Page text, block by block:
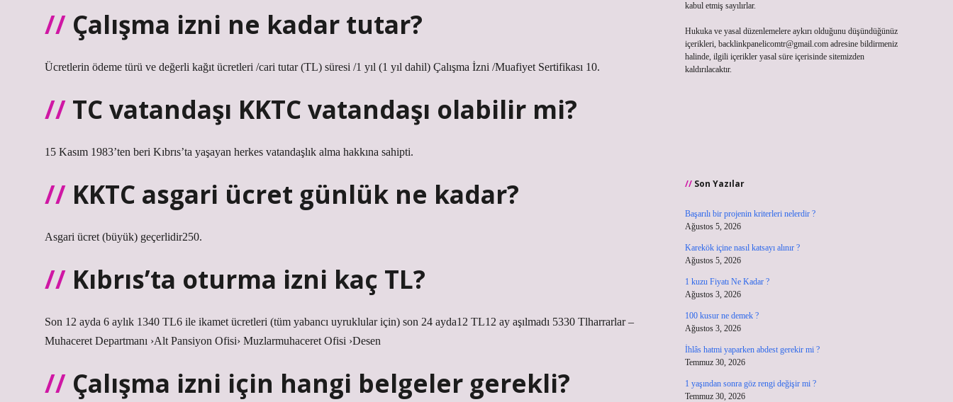
Çalışma izni ne kadar tutar?
Ücretlerin ödeme türü ve değerli kağıt ücretleri /cari tutar (TL) süresi /1 yıl (1 yıl dahil) Çalışma İzni /Muafiyet Sertifikası 10.
TC vatandaşı KKTC vatandaşı olabilir mi?
15 Kasım 1983’ten beri Kıbrıs’ta yaşayan herkes vatandaşlık alma hakkına sahipti.
KKTC asgari ücret günlük ne kadar?
Asgari ücret (büyük) geçerlidir250.
Kıbrıs’ta oturma izni kaç TL?
Son 12 ayda 6 aylık 1340 TL6 ile ikamet ücretleri (tüm yabancı uyruklular için) son 24 ayda12 TL12 ay aşılmadı 5330 Tlharrarlar –
Muhaceret Departmanı ›Alt Pansiyon Ofisi› Muzlarmuhaceret Ofisi ›Desen
Çalışma izni için hangi belgeler gerekli?
kabul etmiş sayılırlar.
Hukuka ve yasal düzenlemelere aykırı olduğunu düşündüğünüz
içerikleri, backlinkpanelicomtr@gmail.comadresine bildirmeniz
halinde, ilgili içerikler yasal süre içerisinde sitemizden
kaldırılacaktır.
Son Yazılar
Başarılı bir projenin kriterleri nelerdir ?
Ağustos 5, 2026
Karekök içine nasıl katsayı alınır ?
Ağustos 5, 2026
1 kuzu Fiyatı Ne Kadar ?
Ağustos 3, 2026
100 kusur ne demek ?
Ağustos 3, 2026
İhlâs hatmi yaparken abdest gerekir mi ?
Temmuz 30, 2026
1 yaşından sonra göz rengi değişir mi ?
Temmuz 30, 2026